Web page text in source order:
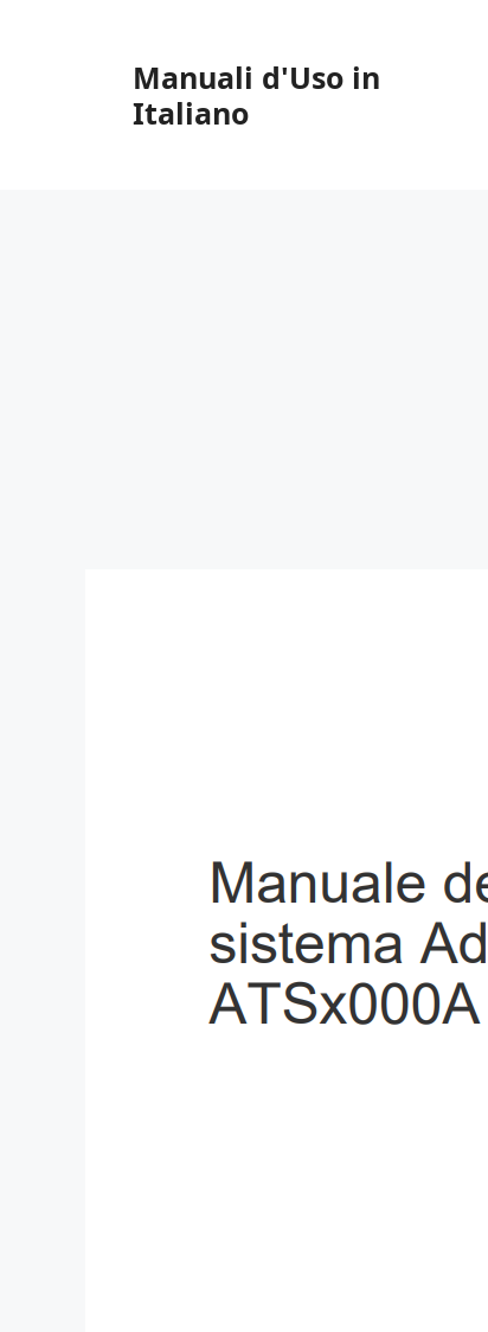
Manuali d'Uso in
Italiano